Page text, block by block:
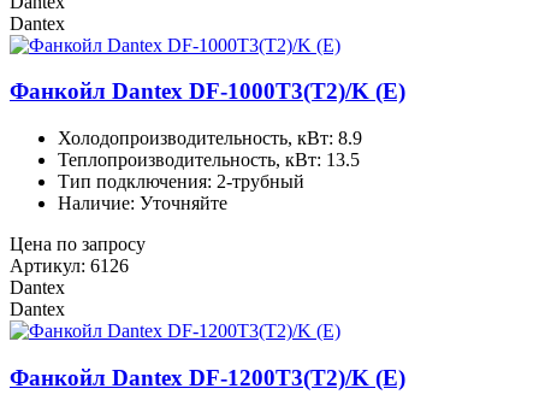
Dantex
Фанкойл Dantex DF-1000T3(T2)/K (E)
Холодопроизводительность, кВт: 8.9
Теплопроизводительность, кВт: 13.5
Тип подключения: 2-трубный
Наличие: Уточняйте
Цена по запросу
Артикул: 6126
Dantex
Dantex
Фанкойл Dantex DF-1200T3(T2)/K (E)